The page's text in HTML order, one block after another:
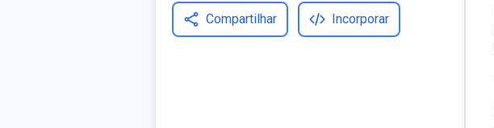
Compartilhar Incorporar